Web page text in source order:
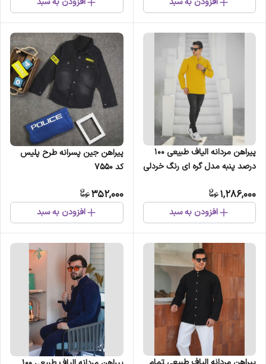
پیراهن مردانه الیاف طبیعی 100
درصد پنبه مدل گره ای رنگ خردلی
1,286,000
افزودن به سبد
پیراهن جین پسرانه طرح پلیس
کد 7550
352,000
افزودن به سبد